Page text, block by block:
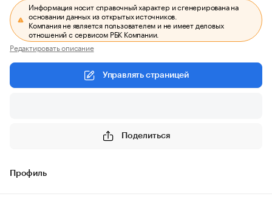
Информация носит справочный характер и сгенерирована на
основании данных из открытых источников.
Компания не является пользователем и не имеет деловых
отношений с сервисом РБК Компании.
Редактировать описание
Управлять страницей
Поделиться
Профиль